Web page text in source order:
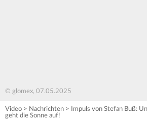
© glomex, 07.05.2025
Video > Nachrichten >
Impuls von Stefan Buß:
geht die Sonne auf!